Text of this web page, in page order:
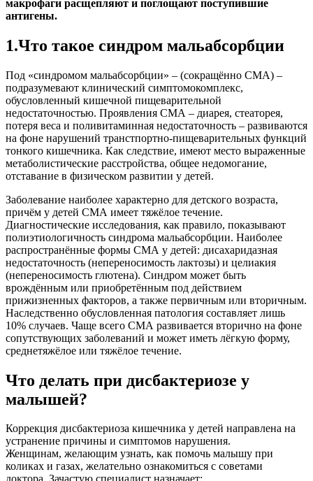
макрофаги расщепляют и поглощают поступившие
антигены.
1.Что такое синдром мальабсорбции
Под «синдромом мальабсорбции» – (сокращённо СМА) –
подразумевают клинический симптомокомплекс,
обусловленный кишечной пищеварительной
недостаточностью. Проявления СМА – диарея, стеаторея,
потеря веса и поливитаминная недостаточность – развиваются
на фоне нарушений транстпортно-пищеварительных функций
тонкого кишечника. Как следствие, имеют место выраженные
метаболистические расстройства, общее недомогание,
отставание в физическом развитии у детей.
Заболевание наиболее характерно для детского возраста,
причём у детей СМА имеет тяжёлое течение.
Диагностические исследования, как правило, показывают
полиэтиологичность синдрома мальабсорбции. Наиболее
распространённые формы СМА у детей: дисахаридазная
недостаточность (непереносимость лактозы) и целиакия
(непереносимость глютена). Синдром может быть
врождённым или приобретённым под действием
прижизненных факторов, а также первичным или вторичным.
Наследственно обусловленная патология составляет лишь
10% случаев. Чаще всего СМА развивается вторично на фоне
сопутствующих заболеваний и может иметь лёгкую форму,
среднетяжёлое или тяжёлое течение.
Что делать при дисбактериозе у
малышей?
Коррекция дисбактериоза кишечника у детей направлена на
устранение причины и симптомов нарушения.
Женщинам, желающим узнать, как помочь малышу при
коликах и газах, желательно ознакомиться с советами